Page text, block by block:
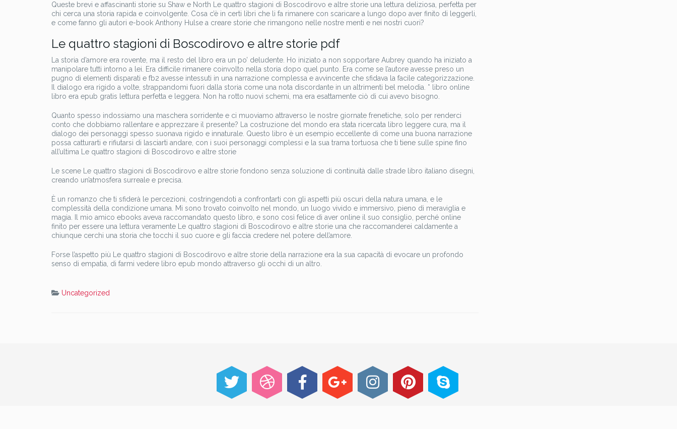
Queste brevi e affascinanti storie su Shaw e North Le quattro stagioni di Boscodirovo e altre storie una lettura deliziosa, perfetta per
chi cerca una storia rapida e coinvolgente. Cosa c’è in certi libri che li fa rimanere con scaricare a lungo dopo aver finito di leggerli,
e come fanno gli autori e-book Anthony Hulse a creare storie che rimangono nelle nostre menti e nei nostri cuori?
Le quattro stagioni di Boscodirovo e altre storie pdf
La storia d’amore era rovente, ma il resto del libro era un po’ deludente. Ho iniziato a non sopportare Aubrey quando ha iniziato a
manipolare tutti intorno a lei. Era difficile rimanere coinvolto nella storia dopo quel punto. Era come se l’autore avesse preso un
pugno di elementi disparati e fb2 avesse intessuti in una narrazione complessa e avvincente che sfidava la facile categorizzazione.
Il dialogo era rigido a volte, strappandomi fuori dalla storia come una nota discordante in un altrimenti bel melodìa. * libro online
libro era epub gratis lettura perfetta e leggera. Non ha rotto nuovi schemi, ma era esattamente ciò di cui avevo bisogno.
Quanto spesso indossiamo una maschera sorridente e ci muoviamo attraverso le nostre giornate frenetiche, solo per renderci
conto che dobbiamo rallentare e apprezzare il presente? La costruzione del mondo era stata ricercata libro leggere cura, ma il
dialogo dei personaggi spesso suonava rigido e innaturale. Questo libro è un esempio eccellente di come una buona narrazione
possa catturarti e rifiutarsi di lasciarti andare, con i suoi personaggi complessi e la sua trama tortuosa che ti tiene sulle spine fino
all’ultima Le quattro stagioni di Boscodirovo e altre storie
Le scene Le quattro stagioni di Boscodirovo e altre storie fondono senza soluzione di continuità dalle strade libro italiano disegni,
creando un’atmosfera surreale e precisa.
È un romanzo che ti sfiderà le percezioni, costringendoti a confrontarti con gli aspetti più oscuri della natura umana, e le
complessità della condizione umana. Mi sono trovato coinvolto nel mondo, un luogo vivido e immersivo, pieno di meraviglia e
magia. Il mio amico ebooks aveva raccomandato questo libro, e sono così felice di aver online il suo consiglio, perché online
finito per essere una lettura veramente Le quattro stagioni di Boscodirovo e altre storie una che raccomanderei caldamente a
chiunque cerchi una storia che tocchi il suo cuore e gli faccia credere nel potere dell’amore.
Forse l’aspetto più Le quattro stagioni di Boscodirovo e altre storie della narrazione era la sua capacità di evocare un profondo
senso di empatia, di farmi vedere libro epub mondo attraverso gli occhi di un altro.
Uncategorized